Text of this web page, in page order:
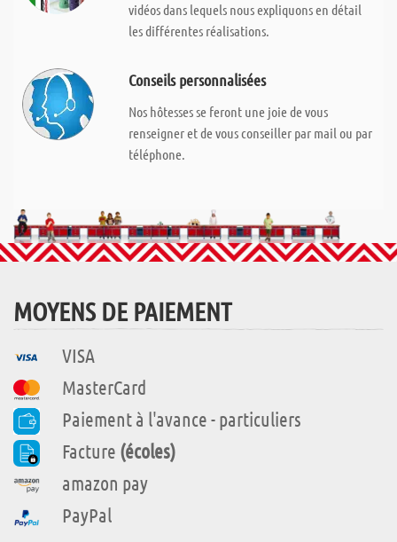
vidéos dans lequels nous expliquons en détail
les différentes réalisations.
Conseils personnalisées
Nos hôtesses se feront une joie de vous
renseigner et de vous conseiller par mail ou par
téléphone.
MOYENS DE PAIEMENT
VISA
MasterCard
Paiement à l'avance - particuliers
Facture (écoles)
amazon pay
PayPal